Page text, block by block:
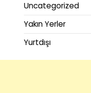
Uncategorized
Yakın Yerler
Yurtdışı